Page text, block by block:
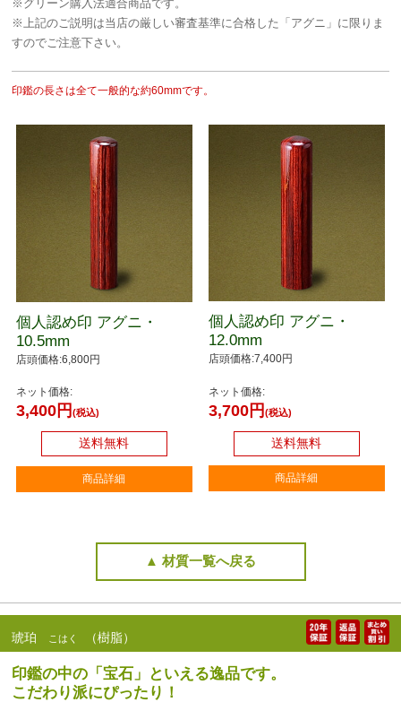
※グリーン購入法適合商品です。
※上記のご説明は当店の厳しい審査基準に合格した「アグニ」に限りま
すのでご注意下さい。
印鑑の長さは全て一般的な約60mmです。
個人認め印 アグニ・
10.5mm
店頭価格:6,800円
ネット価格:
3,400円 (税込)
送料無料
商品詳細
個人認め印 アグニ・
12.0mm
店頭価格:7,400円
ネット価格:
3,700円 (税込)
送料無料
商品詳細
▲ 材質一覧へ戻る
琥珀 こはく （樹脂）
印鑑の中の「宝石」といえる逸品です。
こだわり派にぴったり！